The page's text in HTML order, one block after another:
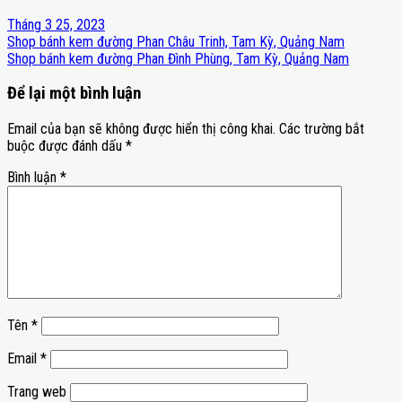
Tháng 3 25, 2023
Shop bánh kem đường Phan Châu Trinh, Tam Kỳ, Quảng Nam
Shop bánh kem đường Phan Đình Phùng, Tam Kỳ, Quảng Nam
Để lại một bình luận
Email của bạn sẽ không được hiển thị công khai. Các trường bắt
buộc được đánh dấu *
Bình luận *
Tên *
Email *
Trang web